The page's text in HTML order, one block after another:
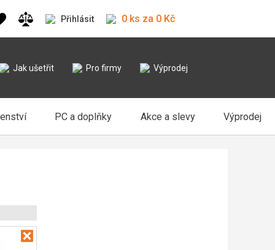
Přihlásit 0 ks za 0 Kč
Jak ušetřit Pro firmy Výprodej
PC a doplňky Akce a slevy Výprodej